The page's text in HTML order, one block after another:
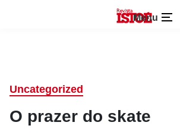
Menu
Uncategorized
O prazer do skate